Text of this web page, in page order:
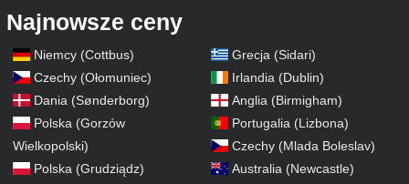
Najnowsze ceny
Niemcy (Cottbus)
Czechy (Ołomuniec)
Dania (Sønderborg)
Polska (Gorzów
Wielkopolski)
Polska (Grudziądz)
Grecja (Sidari)
Irlandia (Dublin)
Anglia (Birmigham)
Portugalia (Lizbona)
Czechy (Mlada Boleslav)
Australia (Newcastle)